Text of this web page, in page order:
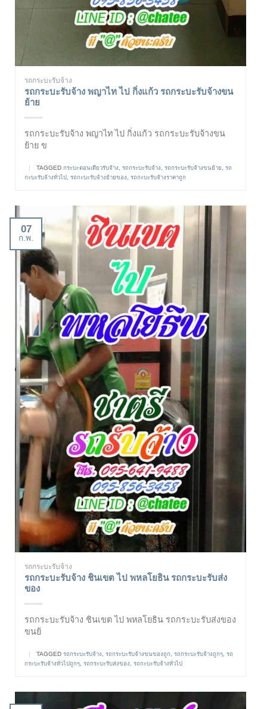
รถกระบะรับจ้าง
รถกระบะรับจ้าง พญาไท ไป กิ่งแก้ว รถกระบะรับจ้างขน
ย้าย
รถกระบะรับจ้าง พญาไท ไป กิ่งแก้ว รถกระบะรับจ้างขน
ย้าย ข
| TAGGED กระบะตอนเดียวรับจ้าง รถกระบะรับจ้าง รถกระบะรับจ้างขนย้าย
รถ
กะบะรับจ้างทั่วไป
รถกะบะรับจ้างย้ายของ รถกะบะรับจ้างราคาถูก
07
ก.พ.
รถกระบะรับจ้าง
รถกระบะรับจ้าง ชินเขต ไป พหลโยธิน รถกระบะรับส่ง
ของ
รถกระบะรับจ้าง ชินเขต ไป พหลโยธิน รถกระบะรับส่งของ
ขนย้
| TAGGED รถกระบะรับจ้าง รถกระบะรับจ้างขนของถูก รถกระบะรับจ้างถูกๆ รถ
กระบะรับจ้างทั่วไปถูกๆ รถกระบะรับส่งของ รถกะบะรับจ้างทั่วไป